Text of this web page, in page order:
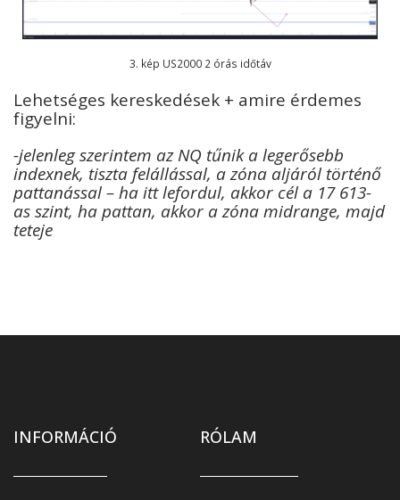
3. kép US2000 2 órás időtáv
Lehetséges kereskedések + amire érdemes
figyelni:
-jelenleg szerintem az NQ tűnik a legerősebb
indexnek, tiszta felállással, a zóna aljáról történő
pattanással – ha itt lefordul, akkor cél a 17 613-
as szint, ha pattan, akkor a zóna midrange, majd
teteje
INFORMÁCIÓ RÓLAM